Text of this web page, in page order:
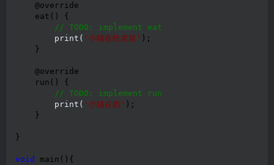
    @override
    eat() {
// TODO: implement eat
        print(
' 小猫在吃老鼠 ' );
    }
    @override
    run() {
// TODO: implement run
        print(
' 小猫在跑 ' );
    }
}
void
main(){